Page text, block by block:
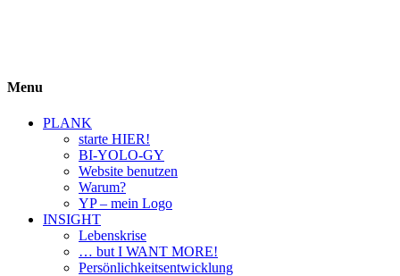
Menu
PLANK
starte HIER!
BI-YOLO-GY
Website benutzen
Warum?
YP – mein Logo
INSIGHT
Lebenskrise
… but I WANT MORE!
Persönlichkeitsentwicklung